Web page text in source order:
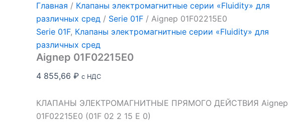
Главная / Клапаны электромагнитные серии «Fluidity» для
различных сред / Serie 01F / Aignep 01F02215E0
Serie 01F, Клапаны электромагнитные серии «Fluidity» для
различных сред
Aignep 01F02215E0
4 855,66 ₽ с НДС
КЛАПАНЫ ЭЛЕКТРОМАГНИТНЫЕ ПРЯМОГО ДЕЙСТВИЯ Aignep
01F02215E0 (01F 02 2 15 E 0)